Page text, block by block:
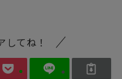
してね！